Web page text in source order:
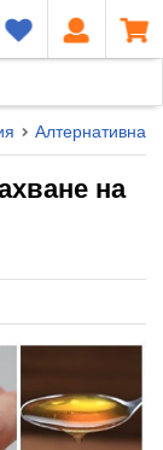
Алтернативна
на